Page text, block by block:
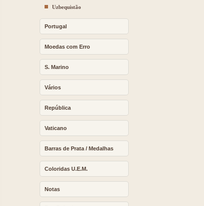
Uzbequistão
Portugal
Moedas com Erro
S. Marino
Vários
República
Vaticano
Barras de Prata / Medalhas
Coloridas U.E.M.
Notas